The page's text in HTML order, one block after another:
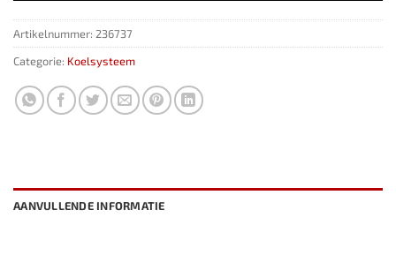
Artikelnummer: 236737
Categorie: Koelsysteem
AANVULLENDE INFORMATIE